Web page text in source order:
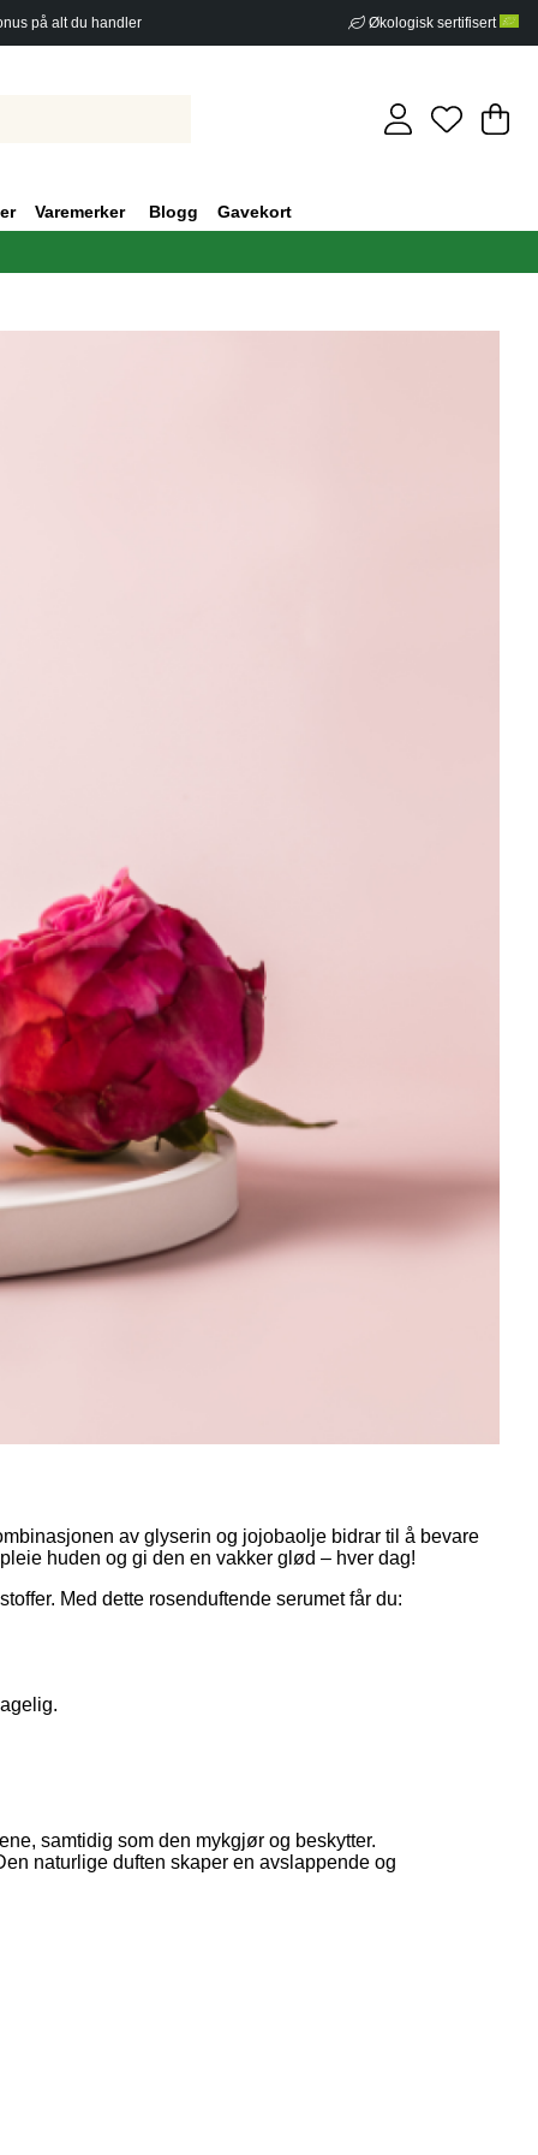
på alt du handler Økologisk sertifisert
.
Varemerker Blogg Gavekort
av glyserin og jojobaolje bidrar til å bevare
huden og gi den en vakker glød – hver dag!
Med dette rosenduftende serumet får du:
samtidig som den mykgjør og beskytter.
naturlige duften skaper en avslappende og